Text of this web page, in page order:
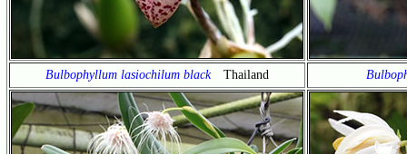
Bulbophyllum lasiochilum blackThailand